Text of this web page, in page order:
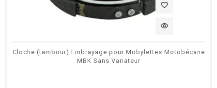
favorite_border
visibility
Cloche (tambour) Embrayage pour Mobylettes Motobécane
MBK Sans Variateur